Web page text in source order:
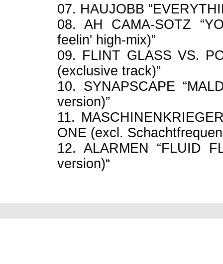
07. HAUJOBB
08. AH CAMA-SOTZ
feelin' high-mix)”
09. FLINT GLASS VS.
(exclusive track)”
10. SYNAPSCAPE
version)”
11.
ONE (excl.
12. ALARMEN “FLUID
version)“